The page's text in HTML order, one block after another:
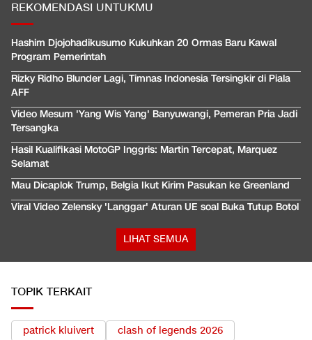
REKOMENDASI UNTUKMU
Hashim Djojohadikusumo Kukuhkan 20 Ormas Baru Kawal
Program Pemerintah
Rizky Ridho Blunder Lagi, Timnas Indonesia Tersingkir di Piala
AFF
Video Mesum 'Yang Wis Yang' Banyuwangi, Pemeran Pria Jadi
Tersangka
Hasil Kualifikasi MotoGP Inggris: Martin Tercepat, Marquez
Selamat
Mau Dicaplok Trump, Belgia Ikut Kirim Pasukan ke Greenland
Viral Video Zelensky 'Langgar' Aturan UE soal Buka Tutup Botol
LIHAT SEMUA
TOPIK TERKAIT
patrick kluivert
clash of legends 2026